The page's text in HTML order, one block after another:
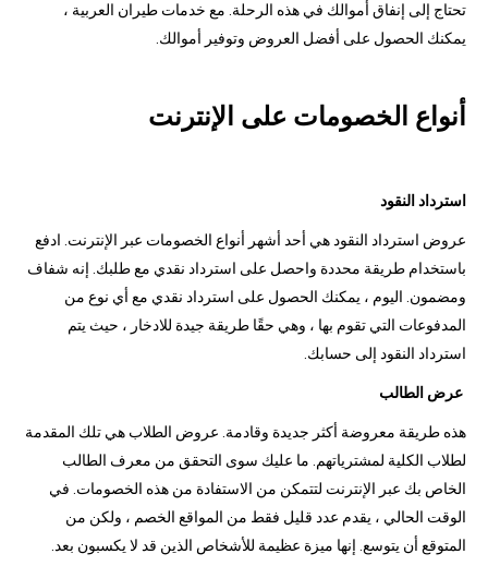
تحتاج إلى إنفاق أموالك في هذه الرحلة. مع خدمات طيران العربية ،
يمكنك الحصول على أفضل العروض وتوفير أموالك.
أنواع الخصومات على الإنترنت
استرداد النقود
عروض استرداد النقود هي أحد أشهر أنواع الخصومات عبر الإنترنت. ادفع
باستخدام طريقة محددة واحصل على استرداد نقدي مع طلبك. إنه شفاف
ومضمون. اليوم ، يمكنك الحصول على استرداد نقدي مع أي نوع من
المدفوعات التي تقوم بها ، وهي حقًا طريقة جيدة للادخار ، حيث يتم
استرداد النقود إلى حسابك.
عرض الطالب
هذه طريقة معروضة أكثر جديدة وقادمة. عروض الطلاب هي تلك المقدمة
لطلاب الكلية لمشترياتهم. ما عليك سوى التحقق من معرف الطالب
الخاص بك عبر الإنترنت لتتمكن من الاستفادة من هذه الخصومات. في
الوقت الحالي ، يقدم عدد قليل فقط من المواقع الخصم ، ولكن من
المتوقع أن يتوسع. إنها ميزة عظيمة للأشخاص الذين قد لا يكسبون بعد.